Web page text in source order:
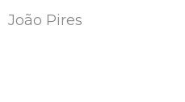
João Pires